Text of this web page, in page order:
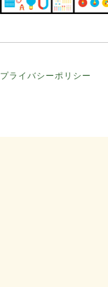
プライバシーポリシー